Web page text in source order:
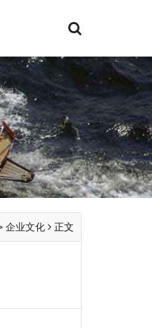
企业文化 正文